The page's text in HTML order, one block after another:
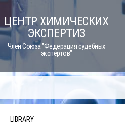
Skip
to
content
ЦЕНТР ХИМИЧЕСКИХ
ЭКСПЕРТИЗ
Член Союза "Федерация судебных
экспертов"
LIBRARY